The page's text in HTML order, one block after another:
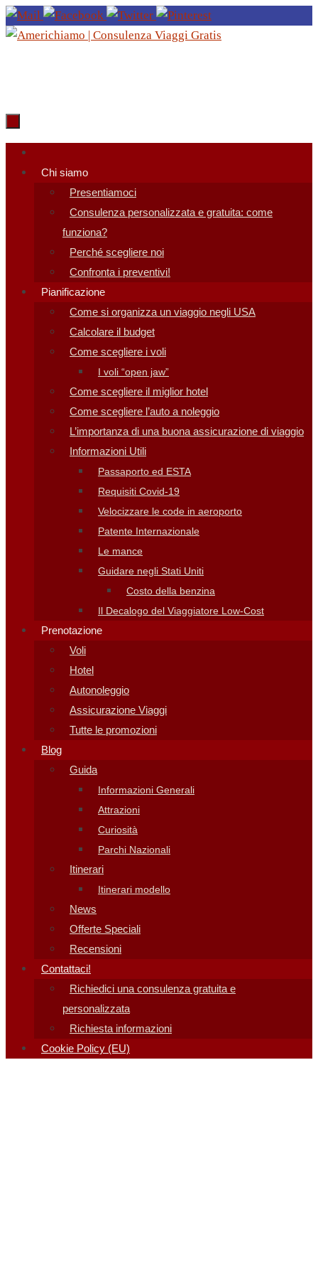
Salta
al
Salta
contenuto
Chi siamo
Presentiamoci
Consulenza personalizzata e gratuita: come
funziona?
Perché scegliere noi
Confronta i preventivi!
Pianificazione
Come si organizza un viaggio negli USA
Calcolare il budget
Come scegliere i voli
I voli “open jaw”
Come scegliere il miglior hotel
Come scegliere l’auto a noleggio
L’importanza di una buona assicurazione di viaggio
Informazioni Utili
Passaporto ed ESTA
Requisiti Covid-19
Velocizzare le code in aeroporto
Patente Internazionale
Le mance
Guidare negli Stati Uniti
Costo della benzina
Il Decalogo del Viaggiatore Low-Cost
Prenotazione
Voli
Hotel
Autonoleggio
Assicurazione Viaggi
Tutte le promozioni
Blog
Guida
Informazioni Generali
Attrazioni
Curiosità
Parchi Nazionali
Itinerari
Itinerari modello
News
Offerte Speciali
Recensioni
Contattaci!
Richiedici una consulenza gratuita e
personalizzata
Richiesta informazioni
Cookie Policy (EU)